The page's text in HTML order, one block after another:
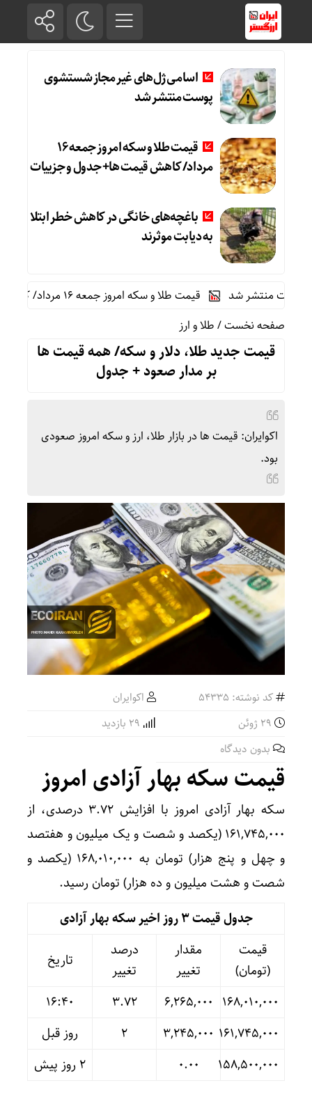
اسامی ژل‌های غیر مجاز شستشوی
پوست منتشر شد
قیمت طلا و سکه امروز جمعه ۱۶
مرداد/ کاهش قیمت ها+ جدول و جزییات
باغچه‌های خانگی در کاهش خطر ابتلا
به دیابت موثرند
منتشر شد
قیمت طلا و سکه امروز جمعه ۱۶ مرداد/ کاهش قیمت ها+ جدول و جزییات
صفحه نخست/طلا و ارز
قیمت جدید طلا، دلار و سکه/ همه قیمت ها
بر مدار صعود + جدول
اکوایران: قیمت ها در بازار طلا، ارز و سکه امروز صعودی
بود.
کد نوشته: 54335
اکوایران
بدون دیدگاه
قیمت سکه بهار آزادی امروز
سکه بهار آزادی امروز با افزایش ۳.۷۲ درصدی، از
۱۶۱,۷۴۵,۰۰۰ (یکصد و شصت و یک میلیون و هفتصد
و چهل و پنج هزار) تومان به ۱۶۸,۰۱۰,۰۰۰ (یکصد و
شصت و هشت میلیون و ده هزار) تومان رسید.
جدول قیمت 3 روز اخیر سکه بهار آزادی
قیمت
(تومان)
مقدار
تغییر
درصد
تغییر
تاریخ
۱۶۸,۰۱۰,۰۰۰ ۶,۲۶۵,۰۰۰ ۳.۷۲
16:40
۱۶۱,۷۴۵,۰۰۰ ۳,۲۴۵,۰۰۰ ۲
روز قبل
۱۵۸,۵۰۰,۰۰۰
۰.۰۰ ۲ روز پیش